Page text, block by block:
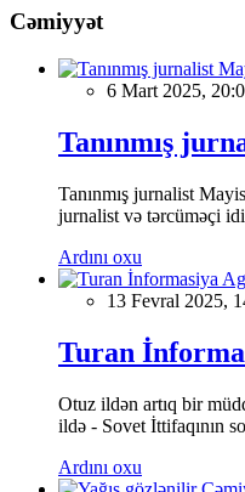
Cəmiyyət
6 Mart 2025,
Tanınmış
Tanınmış jurnalist
jurnalist və tərcüməçi
Ardını oxu
13 Fevral 2025,
Turan
Otuz ildən artıq bir
ildə - Sovet İttifaqının
Ardını oxu